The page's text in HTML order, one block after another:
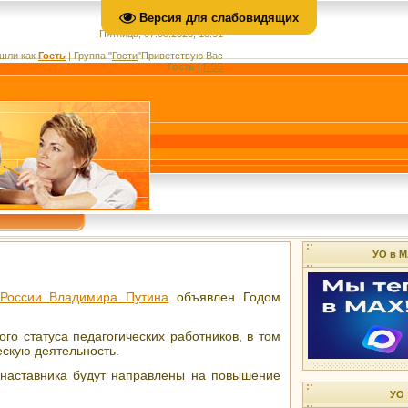
Версия для слабовидящих
Пятница, 07.08.2026, 18:31
как Гость | Группа "Гости"Приветствую Вас
Гость|RSS
Владимира Путина объявлен Годом
статуса педагогических работников, в том
деятельность.
будут направлены на повышение
УО в
УО